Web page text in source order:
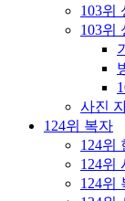
103위
103위
사진
124위 복자
124위
124위
124위